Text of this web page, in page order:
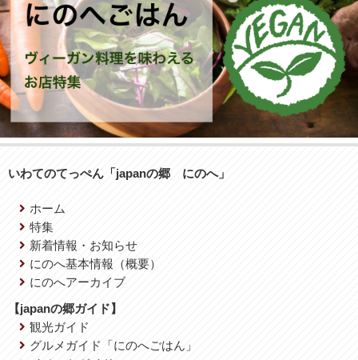
いわてのてっぺん「japanの郷 にのへ」
ホーム
特集
新着情報・お知らせ
にのへ基本情報（概要）
にのへアーカイブ
【japanの郷ガイド】
観光ガイド
グルメガイド「にのへごはん」